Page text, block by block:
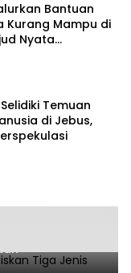
Bantuan
Kurang Mampu di
Nyata
untuk Masyarakat
Temuan
di Jebus,
Jatim Gratiskan